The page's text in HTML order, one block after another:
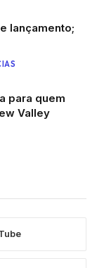
lançamento;
para quem
Valley